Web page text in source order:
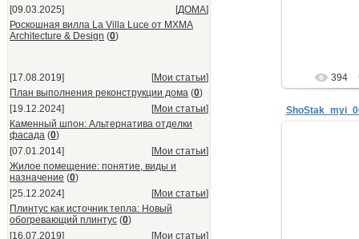
[09.03.2025]
[ДОМА]
Роскошная вилла La Villa Luce от MXMA
Architecture & Design (0)
[17.08.2019] [Мои статьи]
План выполнения реконструкции дома (0)
[19.12.2024]
[Мои статьи]
Каменный шпон: Альтернатива отделки
фасада (0)
[07.01.2014]
[Мои статьи]
Жилое помещение: понятие, виды и
назначение (0)
[25.12.2024]
[Мои статьи]
Плинтус как источник тепла: Новый
обогревающий плинтус (0)
[16.07.2019]
[Мои статьи]
394